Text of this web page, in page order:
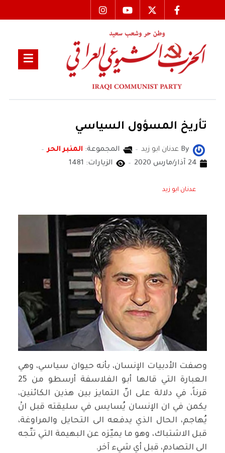
تأريخ المسؤول السياسي
By عدنان ابو زيد المجموعة: المنبر الحر
24 آذار/مارس 2020
الزيارات: 1481
عدنان ابو زيد
وصفت الأدبيات الإنسان، بأنه حيوان سياسي، وهي
العبارة التي قالها أبو الفلاسفة أرسطو من 25
قرناً، في دلالة على انّ التمايز بين هذين الكائنين،
يكمن في ان الإنسان يُسايس في سليقته قبل انْ
يُهاجم، الحال الذي يدفعه الى التحايل والمراوغة،
قبل الاشتباك، وهو ما يميّزه عن البهيمة التي تتّجه
الى التصادم، قبل أي شيء آخر.